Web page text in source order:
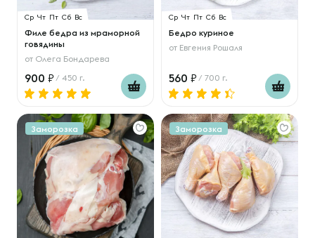
Ср Чт Пт Сб Вс
Филе бедра из мраморной
говядины
от Олега Бондарева
900 / 450 г.
Ср Чт Пт Сб Вс
Бедро куриное
от Евгения Рошаля
560 / 700 г.
Заморозка Заморозка